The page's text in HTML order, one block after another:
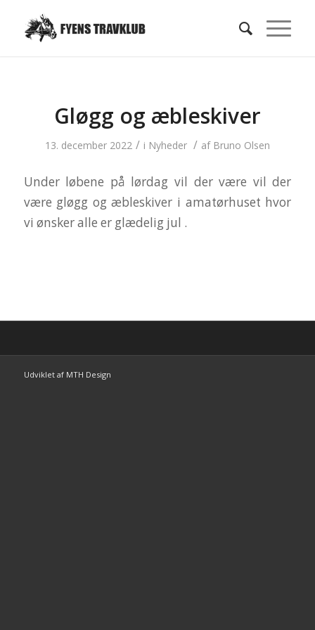
Gløgg og æbleskiver
13. december 2022 / i Nyheder / af Bruno Olsen
Under løbene på lørdag vil der være vil der
være gløgg og æbleskiver i amatørhuset hvor
vi ønsker alle er glædelig jul .
Udviklet af MTH Design